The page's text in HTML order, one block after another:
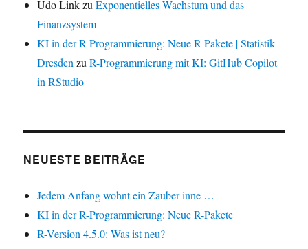
Udo LinkzuExponentielles Wachstum und das
Finanzsystem
KI in der R-Programmierung: Neue R-Pakete | Statistik
DresdenzuR-Programmierung mit KI: GitHub Copilot
in RStudio
NEUESTE BEITRÄGE
Jedem Anfang wohnt ein Zauber inne …
KI in der R-Programmierung: Neue R-Pakete
R-Version 4.5.0: Was ist neu?